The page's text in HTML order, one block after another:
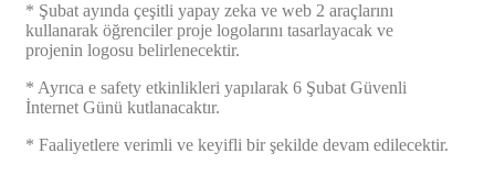
* Şubat ayında çeşitli yapay zeka ve web 2 araçlarını
kullanarak öğrenciler proje logolarını tasarlayacak ve
projenin logosu belirlenecektir.
* Ayrıca e safety etkinlikleri yapılarak 6 Şubat Güvenli
İnternet Günü kutlanacaktır.
* Faaliyetlere verimli ve keyifli bir şekilde devam edilecektir.